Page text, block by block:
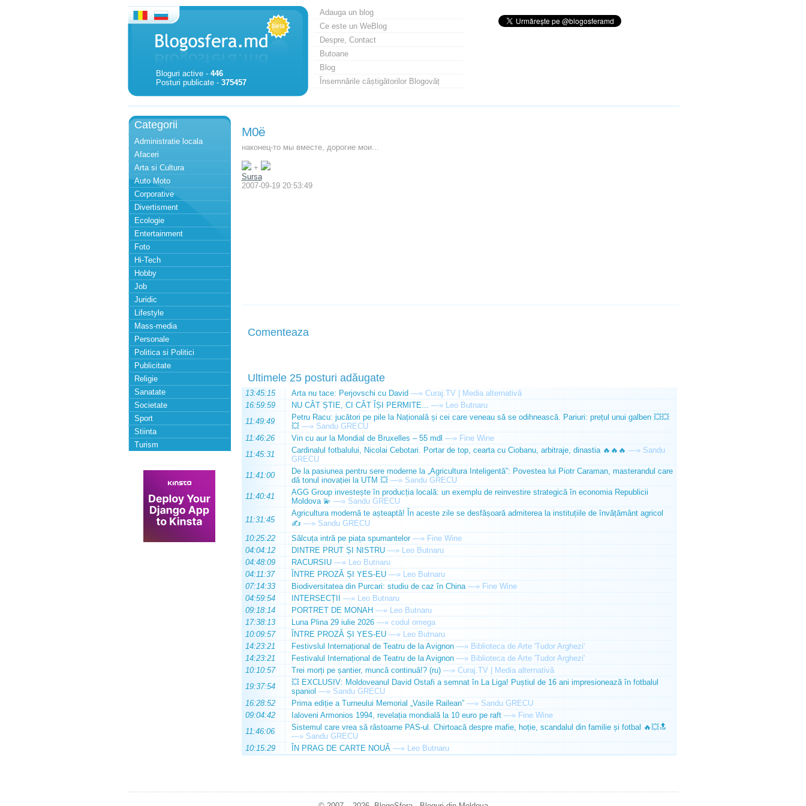
Bloguri active - 446
Posturi publicate - 375457
Adauga un blog
Ce este un WeBlog
Despre, Contact
Butoane
Blog
Însemnările câștigătorilor Blogovăț
Categorii
Administratie locala
Afaceri
Arta si Cultura
Auto Moto
Corporative
Divertisment
Ecologie
Entertainment
Foto
Hi-Tech
Hobby
Job
Juridic
Lifestyle
Mass-media
Personale
Politica si Politici
Publicitate
Religie
Sanatate
Societate
Sport
Stiinta
Turism
М0ё
наконец-то мы вместе, дорогие мои...
+
Sursa
2007-09-19 20:53:49
Comenteaza
Ultimele 25 posturi adăugate
13:45:15 Arta nu tace: Perjovschi cu David —» Curaj.TV | Media alternativă
16:59:59
NU CÂT ȘTIE, CI CÂT ÎȘI PERMITE... —» Leo Butnaru
11:49:49
Petru Racu: jucători pe pile la Națională și cei care veneau să se odihnească. Pariuri: prețul unui galben 💥💥
💥 —» Sandu GRECU
11:46:26
Vin cu aur la Mondial de Bruxelles – 55 mdl —» Fine Wine
11:45:31
Cardinalul fotbalului, Nicolai Cebotari. Portar de top, cearta cu Ciobanu, arbitraje, dinastia 🔥🔥🔥 —» Sandu
GRECU
11:41:00
De la pasiunea pentru sere moderne la „Agricultura Inteligentă”: Povestea lui Piotr Caraman, masterandul care
dă tonul inovației la UTM 💥 —» Sandu GRECU
11:40:41
AGG Group investește în producția locală: un exemplu de reinvestire strategică în economia Republicii
Moldova 💫 —» Sandu GRECU
11:31:45
Agricultura modernă te așteaptă! În aceste zile se desfășoară admiterea la instituțiile de învățământ agricol
✍️ —» Sandu GRECU
10:25:22
Sălcuța intră pe piața spumantelor —» Fine Wine
04:04:12
DINTRE PRUT ȘI NISTRU —» Leo Butnaru
04:48:09
RACURSIU —» Leo Butnaru
04:11:37
ÎNTRE PROZĂ ȘI YES-EU —» Leo Butnaru
07:14:33
Biodiversitatea din Purcari: studiu de caz în China —» Fine Wine
04:59:54
INTERSECȚII —» Leo Butnaru
09:18:14
PORTRET DE MONAH —» Leo Butnaru
17:38:13
Luna Plina 29 iulie 2026 —» codul omega
10:09:57
ÎNTRE PROZĂ ȘI YES-EU —» Leo Butnaru
14:23:21
Festivslul Internațional de Teatru de la Avignon —» Biblioteca de Arte 'Tudor Arghezi'
14:23:21
Festivalul Internațional de Teatru de la Avignon —» Biblioteca de Arte 'Tudor Arghezi'
10:10:57
Trei morți pe șantier, muncă continuă!? (ru) —» Curaj.TV | Media alternativă
19:37:54
💥 EXCLUSIV: Moldoveanul David Ostafi a semnat în La Liga! Puștiul de 16 ani impresionează în fotbalul
spaniol —» Sandu GRECU
16:28:52
Prima ediție a Turneului Memorial „Vasile Railean” —» Sandu GRECU
09:04:42
Ialoveni Armonios 1994, revelația mondială la 10 euro pe raft —» Fine Wine
11:46:06
Sistemul care vrea să răstoarne PAS-ul. Chirtoacă despre mafie, hoție, scandalul din familie și fotbal 🔥💥🔝
—» Sandu GRECU
10:15:29
ÎN PRAG DE CARTE NOUĂ —» Leo Butnaru